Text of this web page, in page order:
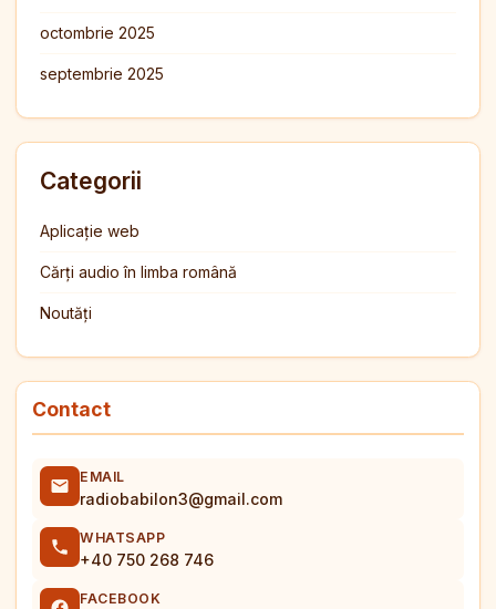
octombrie 2025
septembrie 2025
Categorii
Aplicație web
Cărți audio în limba română
Noutăți
Contact
EMAIL
radiobabilon3@gmail.com
WHATSAPP
+40 750 268 746
FACEBOOK